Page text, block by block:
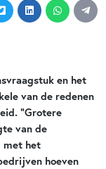
en het
van de redenen
“Grotere
van de
met het
hoeven